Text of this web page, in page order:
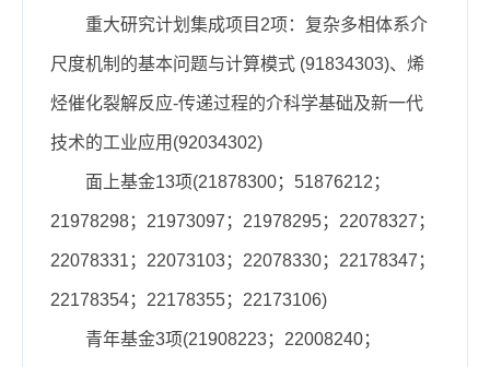
重大研究计划集成项目 2项 ：复杂多相体系介
尺度机制的基本问题与计算模式 (91834303)、烯
烃催化裂解反应-传递过程的介科学基础及新一代
技术的工业应用(92034302)
面上基金13项(21878300；51876212；
21978298；21973097；21978295；22078327；
22078331；22073103；22078330；22178347；
22178354；22178355；22173106)
青年基金3项(21908223；22008240；